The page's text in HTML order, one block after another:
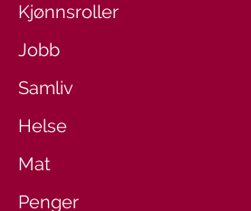
Kjønnsroller
Jobb
Samliv
Helse
Mat
Penger